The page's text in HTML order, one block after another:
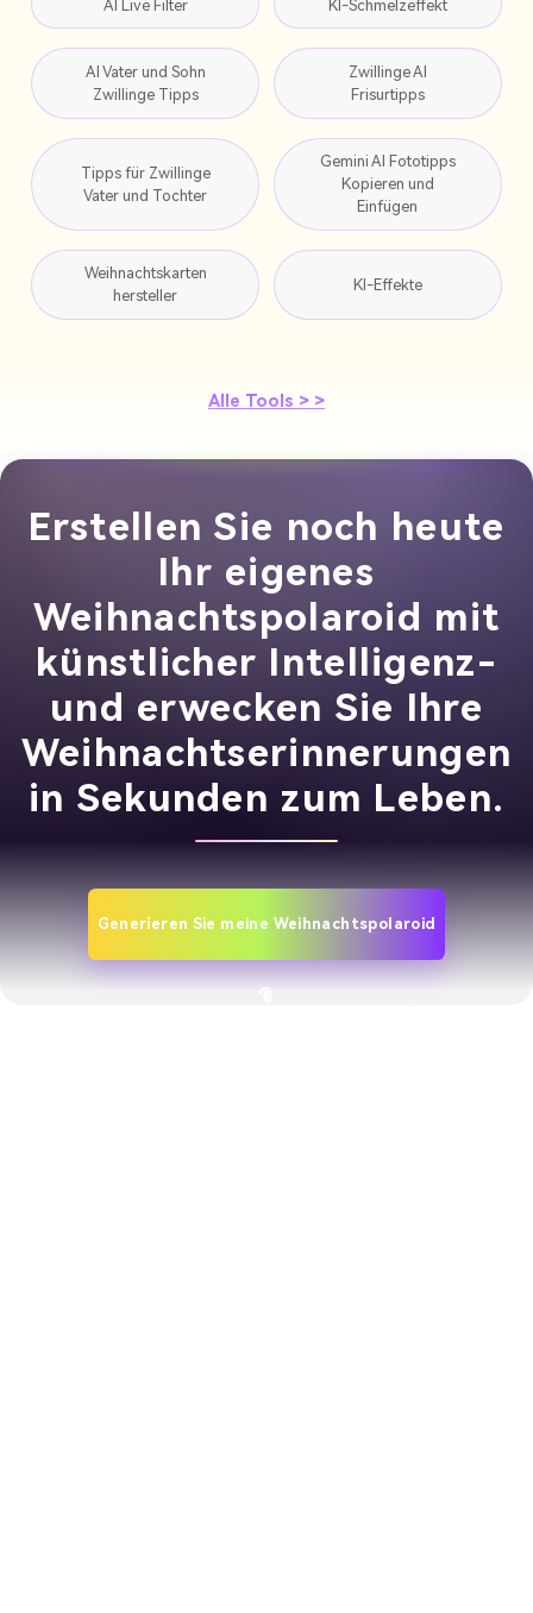
AI Live Filter KI-Schmelzeffekt
AI Vater und Sohn
Zwillinge Tipps
Zwillinge AI
Frisurtipps
Tipps für Zwillinge
Vater und Tochter
Gemini AI Fototipps
Kopieren und
Einfügen
Weihnachtskarten
hersteller
KI-Effekte
Alle Tools > >
Erstellen Sie noch heute
Ihr eigenes
Weihnachtspolaroid mit
künstlicher Intelligenz-
und erwecken Sie Ihre
Weihnachtserinnerungen
in Sekunden zum Leben.
Generieren Sie meine Weihnachtspolaroid
🎅